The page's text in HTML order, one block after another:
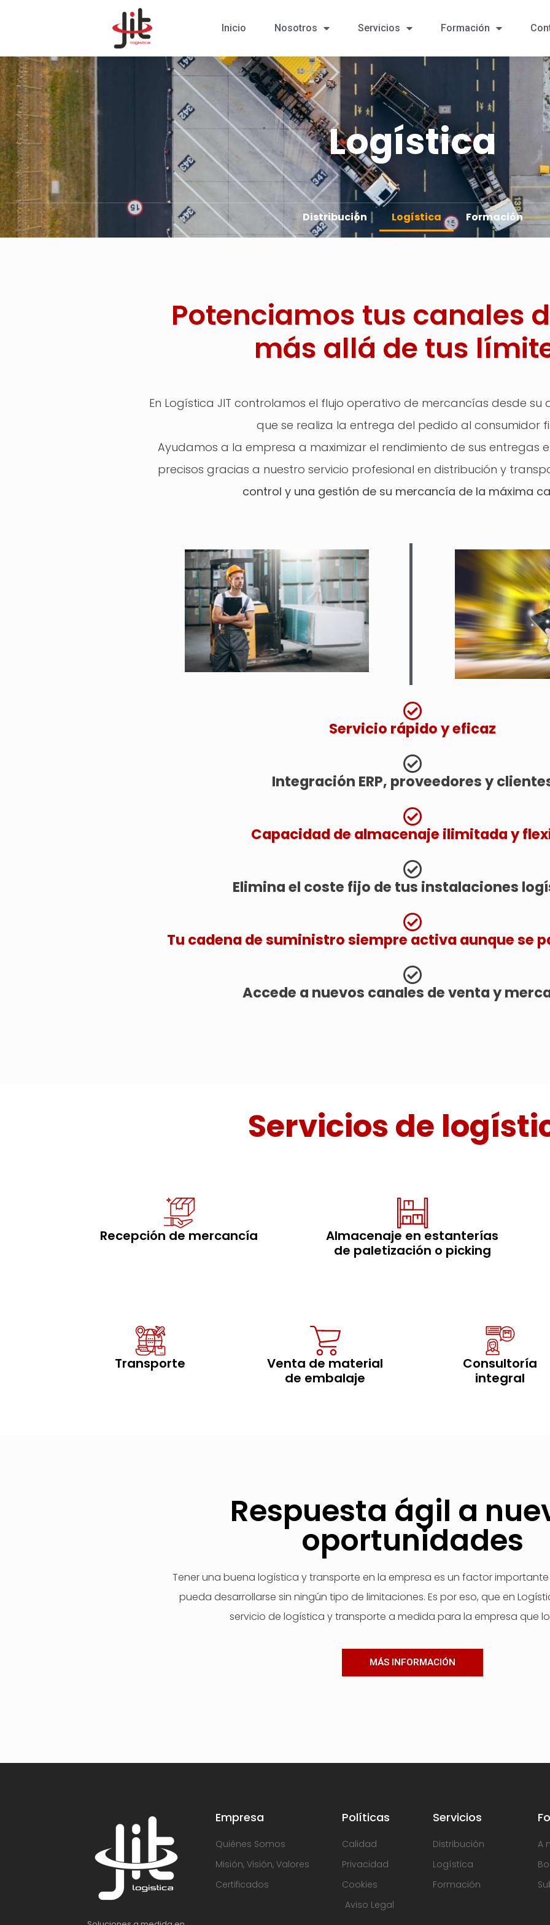
Inicio Nosotros Servicios Formación
Logística
Distribución Logística Formación
Potenciamos tus canales
más allá de tus
En Logística JIT controlamos el flujo operativo de mercancías desde
que se realiza la entrega del pedido al consumidor
Ayudamos a la empresa a maximizar el rendimiento de sus entregas
precisos gracias a nuestro servicio profesional en distribución y
control y una gestión de su mercancía de la máxima
Servicio rápido y eficaz​
Integración ERP, proveedores y
Capacidad de almacenaje ilimitada y
Elimina el coste fijo de tus instalaciones
Tu cadena de suministro siempre activa aunque se
Accede a nuevos canales de venta y
Servicios de
Recepción de mercancía
Almacenaje en estanterías
de paletización o picking
Transporte
Venta de material
de embalaje
Consultoría
integral
Respuesta ágil a
oportunidades
Tener una buena logística y transporte en la empresa es un factor
pueda desarrollarse sin ningún tipo de limitaciones. Es por eso, que en
servicio de logística y transporte a medida para la empresa que
MÁS INFORMACIÓN
Empresa
Quiénes Somos
Misión, Visión, Valores
Certificados
Políticas
Calidad
Privacidad
Cookies
Aviso Legal
Servicios
Distribución
Logística
Formación
A